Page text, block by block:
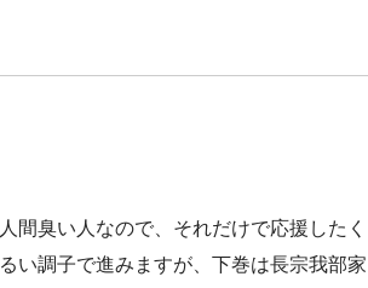
間臭い人なので、それだけで応援したく
い調子で進みますが、下巻は長宗我部家